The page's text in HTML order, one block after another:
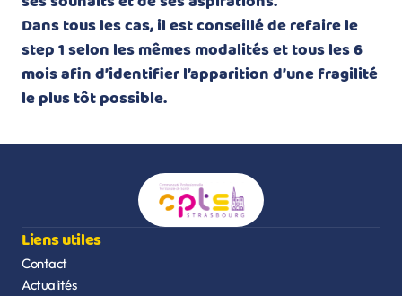
Dans tous les cas, il est conseillé de refaire le
step 1 selon les mêmes modalités et tous les 6
mois afin d’identifier l’apparition d’une fragilité
le plus tôt possible.
Liens utiles
Contact
Actualités